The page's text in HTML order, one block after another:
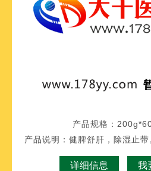
产品规格：
产品说明： 健脾舒肝，除湿止带。用于脾虚湿
详细信息 我